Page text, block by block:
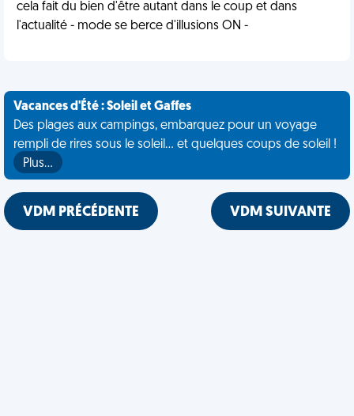
cela fait du bien d'être autant dans le coup et dans
l'actualité - mode se berce d'illusions ON -
Vacances d'Été : Soleil et Gaffes
Des plages aux campings, embarquez pour un voyage
rempli de rires sous le soleil... et quelques coups de soleil !
Plus…
VDM PRÉCÉDENTE VDM SUIVANTE